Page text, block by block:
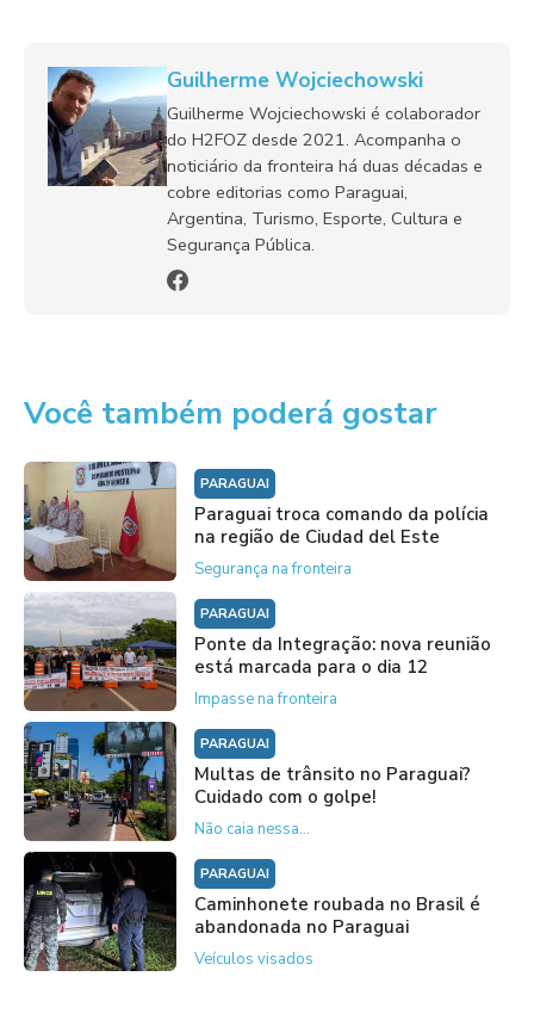
Guilherme Wojciechowski
Guilherme Wojciechowski é colaborador
do H2FOZ desde 2021. Acompanha o
noticiário da fronteira há duas décadas e
cobre editorias como Paraguai,
Argentina, Turismo, Esporte, Cultura e
Segurança Pública.
Você também poderá gostar
PARAGUAI
Paraguai troca comando da polícia
na região de Ciudad del Este
Segurança na fronteira
PARAGUAI
Ponte da Integração: nova reunião
está marcada para o dia 12
Impasse na fronteira
PARAGUAI
Multas de trânsito no Paraguai?
Cuidado com o golpe!
Não caia nessa...
PARAGUAI
Caminhonete roubada no Brasil é
abandonada no Paraguai
Veículos visados